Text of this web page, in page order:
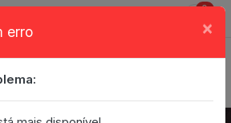
0
erro ×